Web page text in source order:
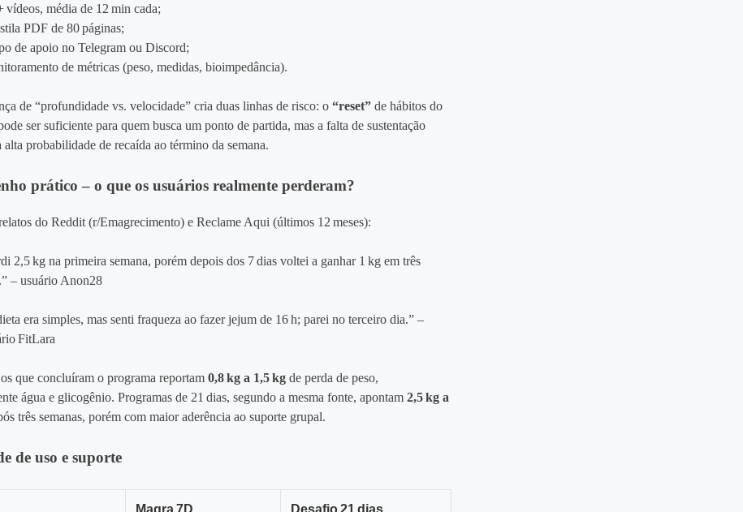
vídeos, média de 12 min cada;
PDF de 80 páginas;
de apoio no Telegram ou Discord;
de métricas (peso, medidas, bioimpedância).
de “profundidade vs. velocidade” cria duas linhas de risco: o“reset” de hábitos do
ser suficiente para quem busca um ponto de partida, mas a falta de sustentação
alta probabilidade de recaída ao término da semana.
prático – o que os usuários realmente perderam?
do Reddit (r/Emagrecimento) e Reclame Aqui (últimos 12 meses):
2,5 kg na primeira semana, porém depois dos 7 dias voltei a ganhar 1 kg em três
– usuário Anon28
era simples, mas senti fraqueza ao fazer jejum de 16 h; parei no terceiro dia.” –
FitLara
que concluíram o programa reportam0,8 kg a 1,5 kg de perda de peso,
água e glicogênio. Programas de 21 dias, segundo a mesma fonte, apontam2,5 kg a
três semanas, porém com maior aderência ao suporte grupal.
de uso e suporte
Magra 7D Desafio 21 dias